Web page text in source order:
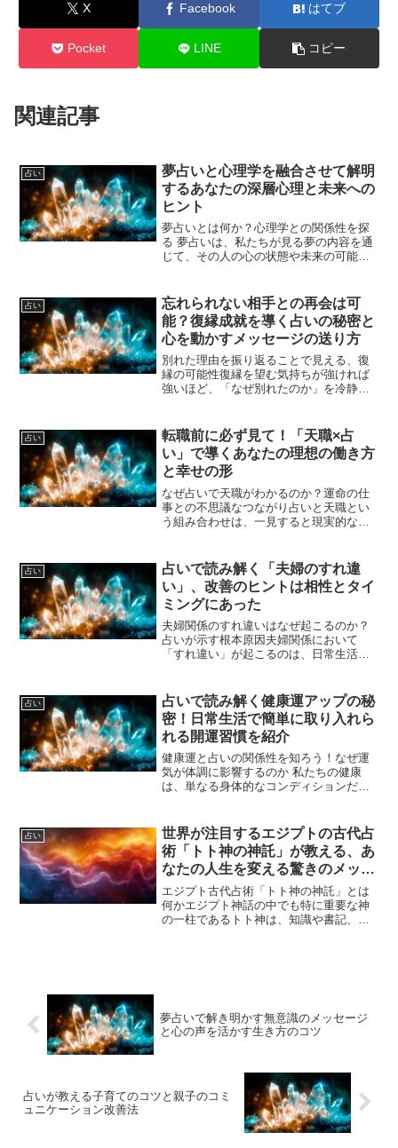
X Facebook はてブ
Pocket LINE コピー
関連記事
占い
夢占いと心理学を融合させて解明
するあなたの深層心理と未来への
ヒント
夢占いとは何か？心理学との関係性を探
る 夢占いは、私たちが見る夢の内容を通
じて、その人の心の状態や未来の可能性
も言われ、その解釈は心理学の分野でも
重要視されています。心...
占い
忘れられない相手との再会は可
能？復縁成就を導く占いの秘密と
心を動かすメッセージの送り方
別れた理由を振り返ることで見える、復
縁の可能性復縁を望む気持ちが強ければ
強いほど、「なぜ別れたのか」を冷静に
させるためには、この「原因の掘り下
げ」が極めて重要です。なぜ...
占い
転職前に必ず見て！「天職×占
い」で導くあなたの理想の働き方
と幸せの形
なぜ占いで天職がわかるのか？運命の仕
事との不思議なつながり占いと天職とい
う組み合わせは、一見すると現実的なキ
結びついています。占いは、個人が生ま
れ持った性質や傾向、運気...
占い
占いで読み解く「夫婦のすれ違
い」、改善のヒントは相性とタイ
ミングにあった
夫婦関係のすれ違いはなぜ起こるのか？
占いが示す根本原因夫婦関係において
「すれ違い」が起こるのは、日常生活の
れ違いにははっきりとした「原因」や
「タイミング」が存在すること...
占い
占いで読み解く健康運アップの秘
密！日常生活で簡単に取り入れら
れる開運習慣を紹介
健康運と占いの関係性を知ろう！なぜ運
気が体調に影響するのか 私たちの健康
は、単なる身体的なコンディションだけ
洋の占いでは、体調や健康運が「気」の
流れと大きく関係している...
占い
世界が注目するエジプトの古代占
術「トト神の神託」が教える、あ
なたの人生を変える驚きのメッセ
ージとは？
エジプト古代占術「トト神の神託」とは
何かエジプト神話の中でも特に重要な神
の一柱であるトト神は、知識や書記、魔
夢占いで解き明かす無意識のメッセージ
と心の声を活かす生き方のコツ
占いが教える子育てのコツと親子のコミ
ュニケーション改善法